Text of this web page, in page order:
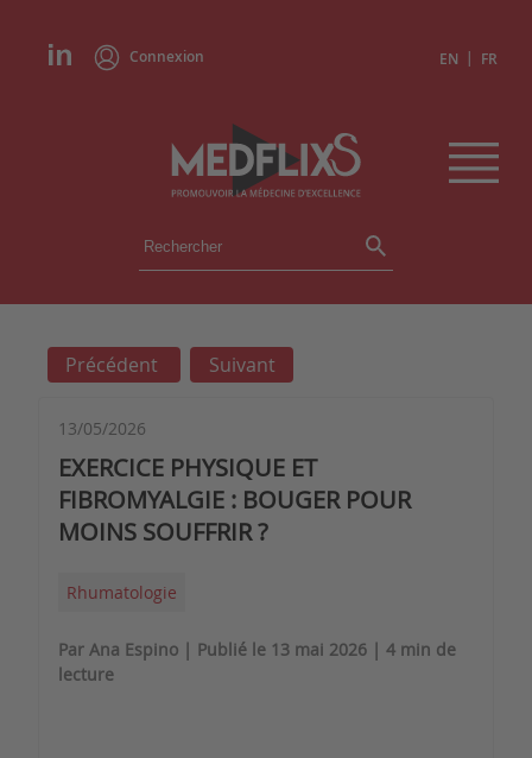
Connexion EN | FR
ÉVÉNEMENTS
INSTITUTIONS
REVUES DE PRESSE
CONGRÈS EN RÉSUMÉ
Précédent Suivant
13/05/2026
EXERCICE PHYSIQUE ET
FIBROMYALGIE : BOUGER POUR
MOINS SOUFFRIR ?
Rhumatologie
Par Ana Espino | Publié le 13 mai 2026 | 4 min de
lecture